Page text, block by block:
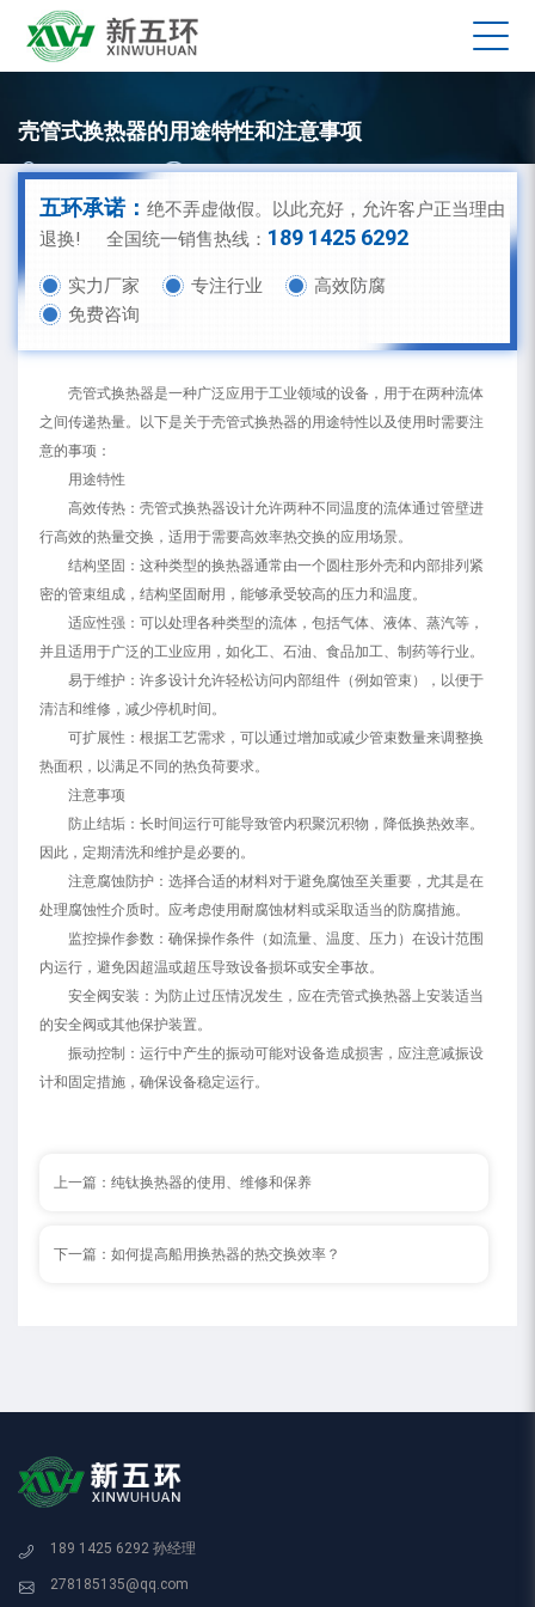
壳管式换热器的用途特性和注意事项
新五环换热器厂家 发布时间：2025-05-26 09:22:15
五环承诺： 绝不弄虚做假。以此充好，允许客户正当理由
退换!
全国统一销售热线： 189 1425 6292
实力厂家 专注行业
高效防腐
免费咨询
壳管式换热器是一种广泛应用于工业领域的设备，用于在两种流体
之间传递热量。以下是关于壳管式换热器的用途特性以及使用时需要注
意的事项：
用途特性
高效传热：壳管式换热器设计允许两种不同温度的流体通过管壁进
行高效的热量交换，适用于需要高效率热交换的应用场景。
结构坚固：这种类型的换热器通常由一个圆柱形外壳和内部排列紧
密的管束组成，结构坚固耐用，能够承受较高的压力和温度。
适应性强：可以处理各种类型的流体，包括气体、液体、蒸汽等，
并且适用于广泛的工业应用，如化工、石油、食品加工、制药等行业。
易于维护：许多设计允许轻松访问内部组件（例如管束），以便于
清洁和维修，减少停机时间。
可扩展性：根据工艺需求，可以通过增加或减少管束数量来调整换
热面积，以满足不同的热负荷要求。
注意事项
防止结垢：长时间运行可能导致管内积聚沉积物，降低换热效率。
因此，定期清洗和维护是必要的。
注意腐蚀防护：选择合适的材料对于避免腐蚀至关重要，尤其是在
处理腐蚀性介质时。应考虑使用耐腐蚀材料或采取适当的防腐措施。
监控操作参数：确保操作条件（如流量、温度、压力）在设计范围
内运行，避免因超温或超压导致设备损坏或安全事故。
安全阀安装：为防止过压情况发生，应在壳管式换热器上安装适当
的安全阀或其他保护装置。
振动控制：运行中产生的振动可能对设备造成损害，应注意减振设
计和固定措施，确保设备稳定运行。
上一篇： 纯钛换热器的使用、维修和保养
下一篇： 如何提高船用换热器的热交换效率？
189 1425 6292 孙经理
278185135@qq.com